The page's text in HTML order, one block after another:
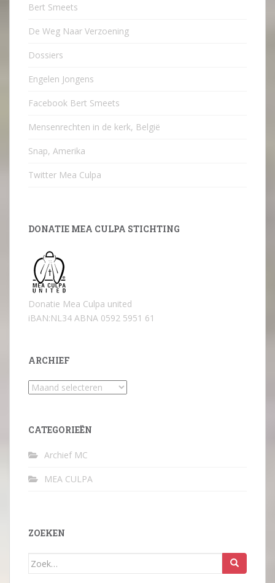
Bert Smeets
De Weg Naar Verzoening
Dossiers
Engelen Jongens
Facebook Bert Smeets
Mensenrechten in de kerk, België
Snap, Amerika
Twitter Mea Culpa
DONATIE MEA CULPA STICHTING
Donatie Mea Culpa united
iBAN:NL34 ABNA 0592 5951 61
ARCHIEF
Archief
CATEGORIEËN
Archief MC
MEA CULPA
ZOEKEN
Zoek